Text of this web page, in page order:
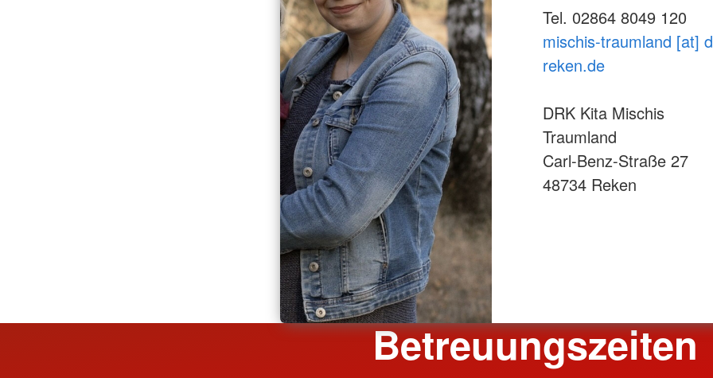
Tel. 02864 8049 120
mischis-traumland [at]
reken.de
DRK Kita Mischis
Traumland
Carl-Benz-Straße 27
48734 Reken
Betreuungszeiten